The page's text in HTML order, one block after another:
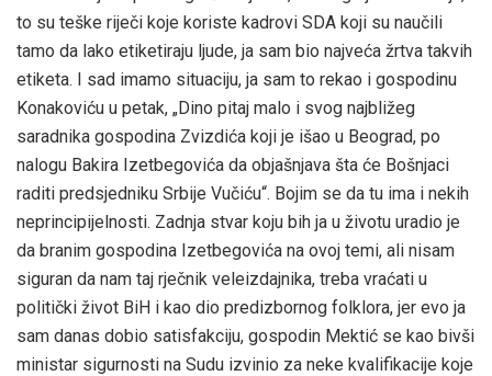
to su teške riječi koje koriste kadrovi SDA koji su naučili
tamo da lako etiketiraju ljude, ja sam bio najveća žrtva takvih
etiketa. I sad imamo situaciju, ja sam to rekao i gospodinu
Konakoviću u petak, „Dino pitaj malo i svog najbližeg
saradnika gospodina Zvizdića koji je išao u Beograd, po
nalogu Bakira Izetbegovića da objašnjava šta će Bošnjaci
raditi predsjedniku Srbije Vučiću“. Bojim se da tu ima i nekih
neprincipijelnosti. Zadnja stvar koju bih ja u životu uradio je
da branim gospodina Izetbegovića na ovoj temi, ali nisam
siguran da nam taj rječnik veleizdajnika, treba vraćati u
politički život BiH i kao dio predizbornog folklora, jer evo ja
sam danas dobio satisfakciju, gospodin Mektić se kao bivši
ministar sigurnosti na Sudu izvinio za neke kvalifikacije koje